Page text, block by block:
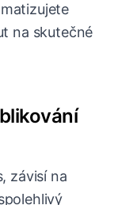
na skutečné
závisí na